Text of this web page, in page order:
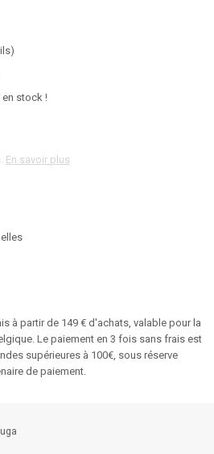
stock !
En savoir plus
à partir de 149 € d'achats, valable pour la
Le paiement en 3 fois sans frais est
supérieures à 100€, sous réserve
de paiement.